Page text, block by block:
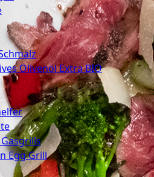
Olivenöl Extra BIO
Egg Grill